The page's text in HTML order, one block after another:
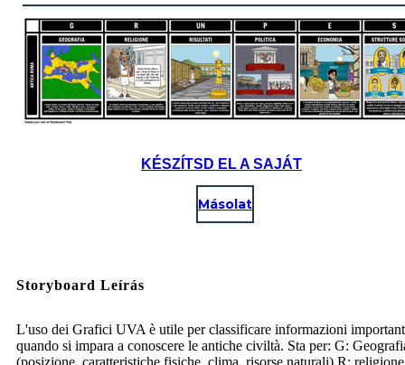
KÉSZÍTSD EL A SAJÁT
Másolat
Storyboard Leírás
L'uso dei Grafici UVA è utile per classificare informazioni
quando si impara a conoscere le antiche civiltà. Sta per: G:
(posizione, caratteristiche fisiche, clima, risorse naturali) R: